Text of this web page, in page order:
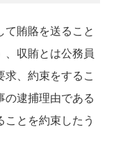
て賄賂を送ること
、収賄とは公務員
求、約束をするこ
の逮捕理由である
ことを約束したう